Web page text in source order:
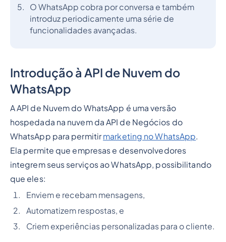
O WhatsApp cobra por conversa e também
introduz periodicamente uma série de
funcionalidades avançadas.
Introdução à API de Nuvem do
WhatsApp
A API de Nuvem do WhatsApp é uma versão
hospedada na nuvem da API de Negócios do
WhatsApp para permitirmarketing no WhatsApp.
Ela permite que empresas e desenvolvedores
integrem seus serviços ao WhatsApp, possibilitando
que eles:
Enviem e recebam mensagens,
Automatizem respostas, e
Criem experiências personalizadas para o cliente.